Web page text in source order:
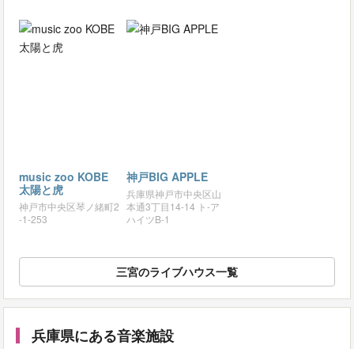
music zoo KOBE
太陽と虎
神戸市中央区琴ノ緒町2
-1-253
神戸BIG APPLE
兵庫県神戸市中央区山
本通3丁目14-14 ト-ア
ハイツB-1
三宮のライブハウス一覧
兵庫県にある音楽施設